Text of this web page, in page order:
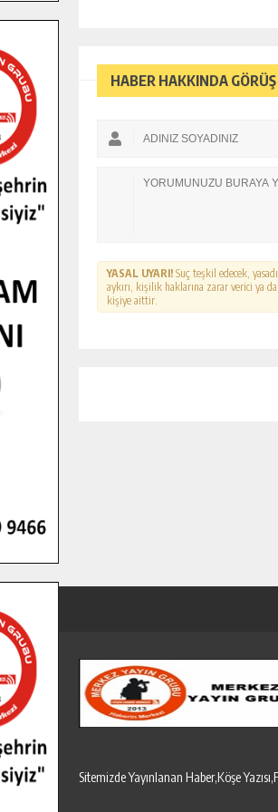
HABER HAKKINDA
YASAL UYARI! Suç teşkil edecek,
aykırı, kişilik haklarına zarar verici ya
kişiye aittir.
Sitemizde Yayınlanan Haber,Köşe